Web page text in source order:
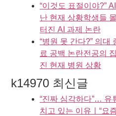
“이것도 표절이야?”
난 현재 상황학생들
터진 AI 과제 논란
“병원 못 간다?” 의대
료 공백 논란전공의
진 현재 병원 상황
k14970 최신글
“진짜 심각하다”… 유
치고 있는 이유ㅣ“요